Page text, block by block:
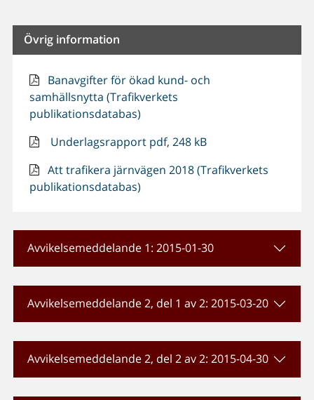
Övrig information
Banavgifter för ökad kund- och
samhällsnytta (Trafikverkets
publikationsdatabas)
Underlagsrapport pdf, 248 kB
Att trafikera järnvägen 2018 (Trafikverkets
publikationsdatabas)
Avvikelsemeddelande 1: 2015-01-30
Avvikelsemeddelande 2, del 1 av 2: 2015-03-20
Avvikelsemeddelande 2, del 2 av 2: 2015-04-30